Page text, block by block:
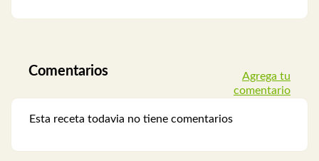
Comentarios
Agrega tu
comentario
Esta receta todavia no tiene comentarios